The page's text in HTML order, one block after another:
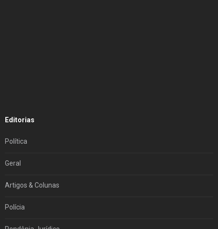
Editorias
Política
Geral
Artigos & Colunas
Polícia